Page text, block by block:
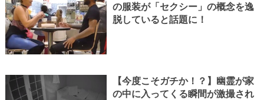
の服装が「セクシー」の概念を逸
脱していると話題に！
【今度こそガチか！？】幽霊が家
の中に入ってくる瞬間が激撮され